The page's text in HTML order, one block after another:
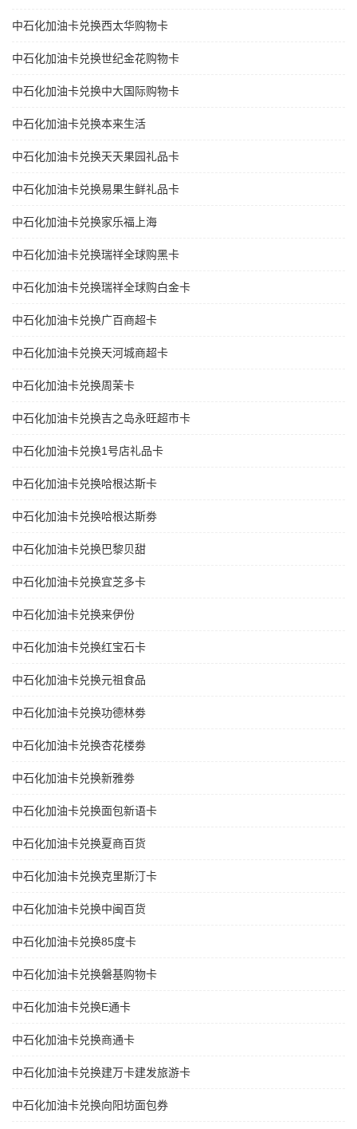
中石化加油卡兑换西太华购物卡
中石化加油卡兑换世纪金花购物卡
中石化加油卡兑换中大国际购物卡
中石化加油卡兑换本来生活
中石化加油卡兑换天天果园礼品卡
中石化加油卡兑换易果生鲜礼品卡
中石化加油卡兑换家乐福上海
中石化加油卡兑换瑞祥全球购黑卡
中石化加油卡兑换瑞祥全球购白金卡
中石化加油卡兑换广百商超卡
中石化加油卡兑换天河城商超卡
中石化加油卡兑换周茉卡
中石化加油卡兑换吉之岛永旺超市卡
中石化加油卡兑换1号店礼品卡
中石化加油卡兑换哈根达斯卡
中石化加油卡兑换哈根达斯劵
中石化加油卡兑换巴黎贝甜
中石化加油卡兑换宜芝多卡
中石化加油卡兑换来伊份
中石化加油卡兑换红宝石卡
中石化加油卡兑换元祖食品
中石化加油卡兑换功德林劵
中石化加油卡兑换杏花楼劵
中石化加油卡兑换新雅劵
中石化加油卡兑换面包新语卡
中石化加油卡兑换夏商百货
中石化加油卡兑换克里斯汀卡
中石化加油卡兑换中闽百货
中石化加油卡兑换85度卡
中石化加油卡兑换磐基购物卡
中石化加油卡兑换E通卡
中石化加油卡兑换商通卡
中石化加油卡兑换建万卡建发旅游卡
中石化加油卡兑换向阳坊面包券